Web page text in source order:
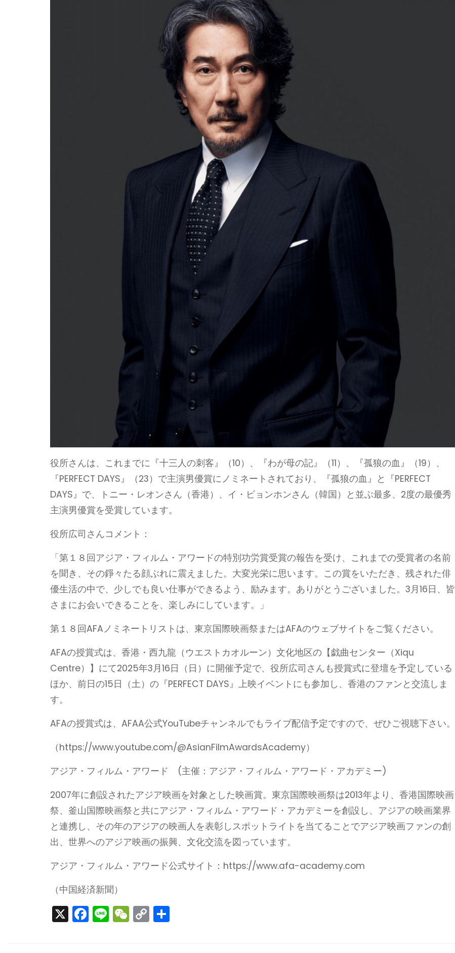
役所さんは、これまでに『十三人の刺客』（10）、『わが母の記』（11）、『孤狼の血』（19）、
『PERFECT DAYS』（23）で主演男優賞にノミネートされており、『孤狼の血』と『PERFECT
DAYS』で、トニー・レオンさん（香港）、イ・ビョンホンさん（韓国）と並ぶ最多、2度の最優秀
主演男優賞を受賞しています。
役所広司さんコメント：
「第１８回アジア・フィルム・アワードの特別功労賞受賞の報告を受け、これまでの受賞者の名前
を聞き、その錚々たる顔ぶれに震えました。大変光栄に思います。この賞をいただき、残された俳
優生活の中で、少しでも良い仕事ができるよう、励みます。ありがとうございました。3月16日、皆
さまにお会いできることを、楽しみにしています。」
第１８回AFAノミネートリストは、東京国際映画祭またはAFAのウェブサイトをご覧ください。
AFAの授賞式は、香港・西九龍（ウエストカオルーン）文化地区の【戯曲センター（Xiqu
Centre）】にて2025年3月16日（日）に開催予定で、役所広司さんも授賞式に登壇を予定している
ほか、前日の15日（土）の『PERFECT DAYS』上映イベントにも参加し、香港のファンと交流しま
す。
AFAの授賞式は、AFAA公式YouTubeチャンネルでもライブ配信予定ですので、ぜひご視聴下さい。
（https://www.youtube.com/@AsianFilmAwardsAcademy）
アジア・フィルム・アワード (主催：アジア・フィルム・アワード・アカデミー)
2007年に創設されたアジア映画を対象とした映画賞。東京国際映画祭は2013年より、香港国際映画
祭、釜山国際映画祭と共にアジア・フィルム・アワード・アカデミーを創設し、アジアの映画業界
と連携し、その年のアジアの映画人を表彰しスポットライトを当てることでアジア映画ファンの創
出、世界へのアジア映画の振興、文化交流を図っています。
アジア・フィルム・アワード公式サイト：https://www.afa-academy.com
（中国経済新聞）
X F
a
Li
n
W
e
C
o